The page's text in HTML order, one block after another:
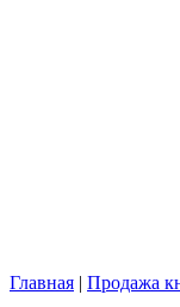
Главная | Продажа